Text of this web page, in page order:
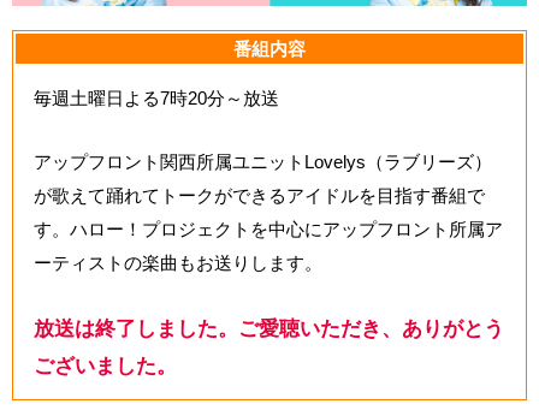
番組内容
毎週土曜日よる7時20分～放送
アップフロント関西所属ユニットLovelys（ラブリーズ）
が歌えて踊れてトークができるアイドルを目指す番組で
す。ハロー！プロジェクトを中心にアップフロント所属ア
ーティストの楽曲もお送りします。
放送は終了しました。ご愛聴いただき、ありがとう
ございました。